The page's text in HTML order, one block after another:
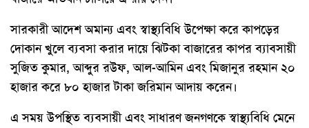
সারকারী আদেশ অমান্য এবং স্বাস্থ্যবিধি উপেক্ষা করে কাপড়ের
দোকান খুলে ব্যবসা করার দায়ে ঝিটকা বাজারের কাপর ব্যাবসায়ী
সুজিত কুমার, আব্দুর রউফ, আল-আমিন এবং মিজানুর রহমান ২০
হাজার করে ৮০ হাজার টাকা জরিমান আদায় করেন।
এ সময় উপস্থিত ব্যবসায়ী এবং সাধারণ জনগণকে স্বাস্থ্যবিধি মেনে